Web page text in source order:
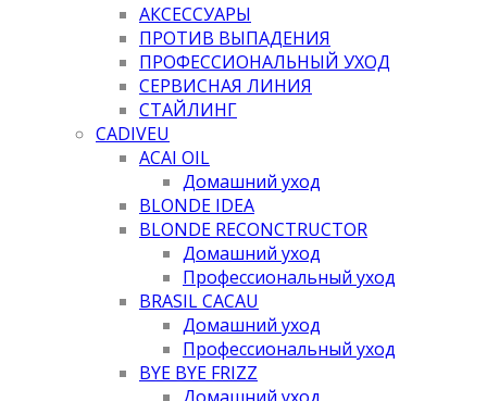
АКСЕССУАРЫ
ПРОТИВ ВЫПАДЕНИЯ
ПРОФЕССИОНАЛЬНЫЙ УХОД
СЕРВИСНАЯ ЛИНИЯ
СТАЙЛИНГ
CADIVEU
ACAI OIL
Домашний уход
BLONDE IDEA
BLONDE RECONCTRUCTOR
Домашний уход
Профессиональный уход
BRASIL CACAU
Домашний уход
Профессиональный уход
BYE BYE FRIZZ